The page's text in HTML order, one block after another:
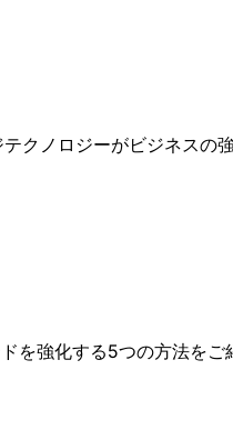
ノロジーがビジネスの
強化する5つの方法をご